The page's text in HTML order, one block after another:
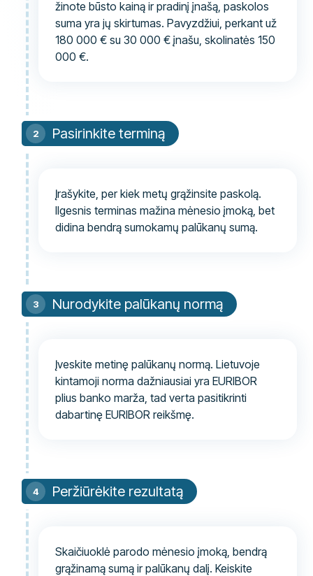
žinote būsto kainą ir pradinį įnašą, paskolos
suma yra jų skirtumas. Pavyzdžiui, perkant už
180 000 € su 30 000 € įnašu, skolinatės 150
000 €.
Pasirinkite terminą
Įrašykite, per kiek metų grąžinsite paskolą.
Ilgesnis terminas mažina mėnesio įmoką, bet
didina bendrą sumokamų palūkanų sumą.
Nurodykite palūkanų normą
Įveskite metinę palūkanų normą. Lietuvoje
kintamoji norma dažniausiai yra EURIBOR
plius banko marža, tad verta pasitikrinti
dabartinę EURIBOR reikšmę.
Peržiūrėkite rezultatą
Skaičiuoklė parodo mėnesio įmoką, bendrą
grąžinamą sumą ir palūkanų dalį. Keiskite